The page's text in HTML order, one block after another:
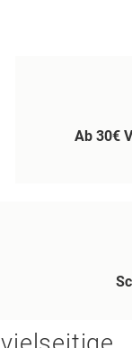
Ab 30€